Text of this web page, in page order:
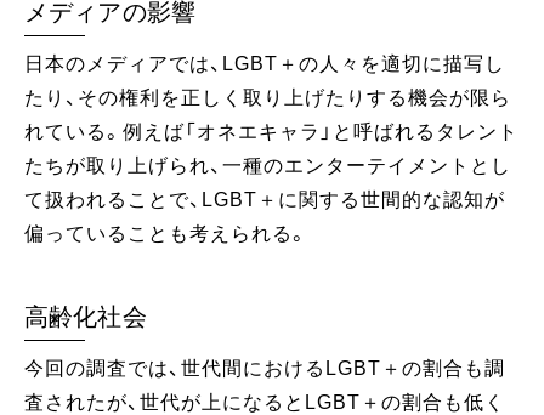
メディアの影響
日本のメディアでは、LGBT＋の人々を適切に描写し
たり、その権利を正しく取り上げたりする機会が限ら
れている。例えば「オネエキャラ」と呼ばれるタレント
たちが取り上げられ、一種のエンターテイメントとし
て扱われることで、LGBT＋に関する世間的な認知が
偏っていることも考えられる。
高齢化社会
今回の調査では、世代間におけるLGBT＋の割合も調
査されたが、世代が上になるとLGBT＋の割合も低く